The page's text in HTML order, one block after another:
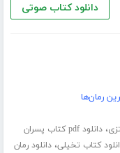
دانلود کتاب صوتی
رمان‌ها
،
دانلود pdf کتاب پسران
کتاب تخیلی،دانلود رمان